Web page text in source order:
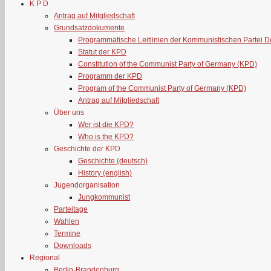
K P D
Antrag auf Mitgliedschaft
Grundsatzdokumente
Programmatische Leitlinien der Kommunistischen Partei
Statut der KPD
Constitution of the Communist Party of Germany (KPD)
Programm der KPD
Program of the Communist Party of Germany (KPD)
Antrag auf Mitgliedschaft
Über uns
Wer ist die KPD?
Who is the KPD?
Geschichte der KPD
Geschichte (deutsch)
History (english)
Jugendorganisation
Jungkommunist
Parteitage
Wahlen
Termine
Downloads
Regional